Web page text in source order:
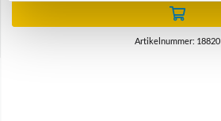
Artikelnummer: 18820